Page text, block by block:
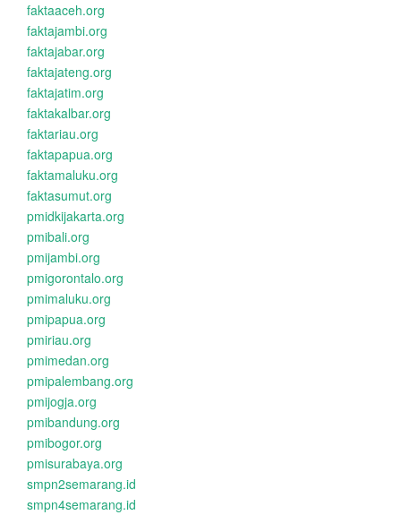
faktaaceh.org
faktajambi.org
faktajabar.org
faktajateng.org
faktajatim.org
faktakalbar.org
faktariau.org
faktapapua.org
faktamaluku.org
faktasumut.org
pmidkijakarta.org
pmibali.org
pmijambi.org
pmigorontalo.org
pmimaluku.org
pmipapua.org
pmiriau.org
pmimedan.org
pmipalembang.org
pmijogja.org
pmibandung.org
pmibogor.org
pmisurabaya.org
smpn2semarang.id
smpn4semarang.id